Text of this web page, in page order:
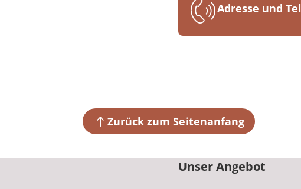
Adresse und
+49 5424
Zurück zum Seitenanfang
Unser Angebot